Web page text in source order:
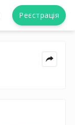
Реєстрація